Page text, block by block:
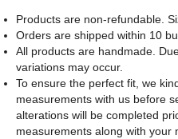
Products are non-refundable.
Orders are shipped within 10
All products are handmade.
variations may occur.
To ensure the perfect fit, we
measurements with us before
alterations will be completed
measurements along with your